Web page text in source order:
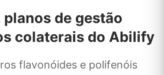
de gestão
colaterais do Abilify
flavonóides e polifenóis